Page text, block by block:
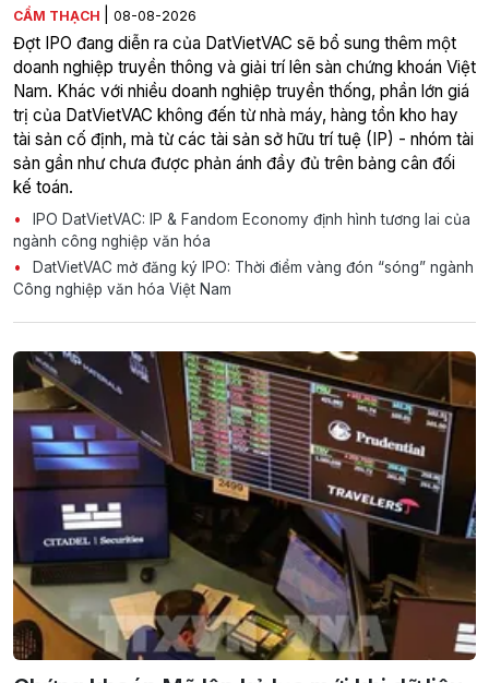
CẨM THẠCH 08-08-2026
Đợt IPO đang diễn ra của DatVietVAC sẽ bổ sung thêm một
doanh nghiệp truyền thông và giải trí lên sàn chứng khoán Việt
Nam. Khác với nhiều doanh nghiệp truyền thống, phần lớn giá
trị của DatVietVAC không đến từ nhà máy, hàng tồn kho hay
tài sản cố định, mà từ các tài sản sở hữu trí tuệ (IP) - nhóm tài
sản gần như chưa được phản ánh đầy đủ trên bảng cân đối
kế toán.
IPO DatVietVAC: IP & Fandom Economy định hình tương lai của
ngành công nghiệp văn hóa
DatVietVAC mở đăng ký IPO: Thời điểm vàng đón “sóng” ngành
Công nghiệp văn hóa Việt Nam